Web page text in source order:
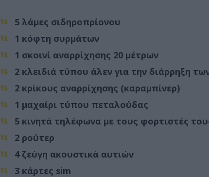
5 λάμες σιδηροπρίονου
1 κόφτη συρμάτων
1 σκοινί αναρρίχησης 20 μέτρων
2 κλειδιά τύπου άλεν για την διάρρηξη
2 κρίκους αναρρίχησης (καραμπίνερ)
1 μαχαίρι τύπου πεταλούδας
5 κινητά τηλέφωνα με τους φορτιστές
2 ρούτερ
4 ζεύγη ακουστικά αυτιών
3 κάρτες sim